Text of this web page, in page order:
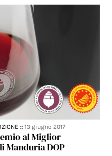
::13 giugno 2017
al Miglior
Manduria DOP